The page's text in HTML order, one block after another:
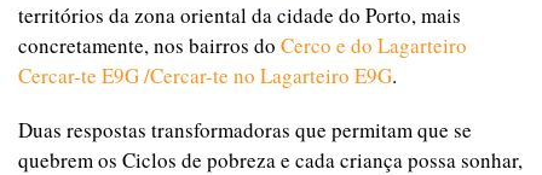
territórios da zona oriental da cidade do Porto, mais
concretamente, nos bairros do Cerco e do Lagarteiro
Cercar-te E9G /Cercar-te no Lagarteiro E9G.
Duas respostas transformadoras que permitam que se
quebrem os Ciclos de pobreza e cada criança possa sonhar,